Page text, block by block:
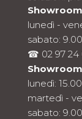
lunedì -
sabato:
☎ 02 97 24
lunedì:
martedì -
sabato:
bagno